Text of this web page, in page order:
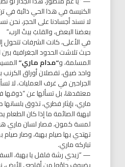
الكنيسة في هذا الحي ذائبة في
لا نسند أجسادنا على الحجر، نحن
بعضنا البعض، والقلبُ بيتُ الرب.”
​في الأعلى، كانت الشرفات تتحول
حيث تلاشت الحدود الجغرافية
المسلمة، و“مدام ماري”
واحد ضيق، تفصلان أوراق
الجراحين في غرف العمليات. لا
معتقدها، بل تسألها عن “ذوقها
ماري، بإيثار فطري، تذوق
لبهية الصائمة ما إذا كان الطعام
لمسة كمون، فصار لسان ماري هو
تهتدي بها صيام بهية، وصار صيام
تباركه ماري.
​— “زيدي رشة فلفل يا بهية،